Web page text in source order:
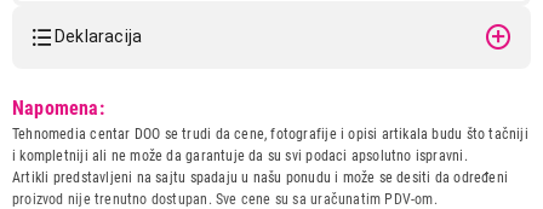
Deklaracija
Naziv i vrsta robe:
UGRADNA PLOCA
Uvoznik:
Beko Balkans d.o.o.
Zemlja porekla:
Turska
Napomena:
Tehnomedia centar DOO se trudi da cene, fotografije i opisi artikala budu što tačniji
i kompletniji ali ne može da garantuje da su svi podaci apsolutno ispravni.
Artikli predstavljeni na sajtu spadaju u našu ponudu i može se desiti da određeni
proizvod nije trenutno dostupan. Sve cene su sa uračunatim PDV-om.